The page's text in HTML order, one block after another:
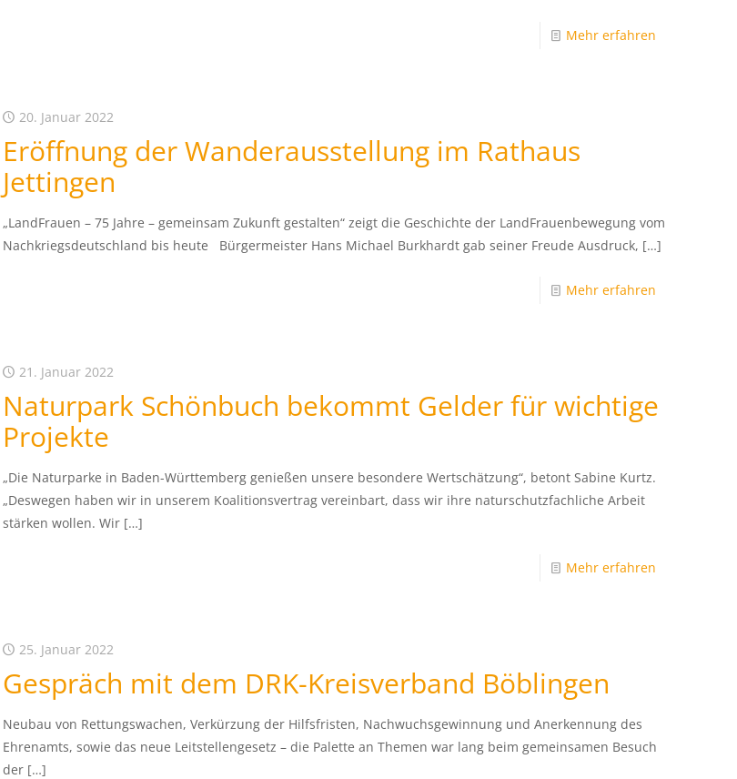
Mehr erfahren
20. Januar 2022
Eröffnung der Wanderausstellung im Rathaus
Jettingen
„LandFrauen – 75 Jahre – gemeinsam Zukunft gestalten“ zeigt die Geschichte der LandFrauenbewegung vom
Nachkriegsdeutschland bis heute Bürgermeister Hans Michael Burkhardt gab seiner Freude Ausdruck, […]
Mehr erfahren
21. Januar 2022
Naturpark Schönbuch bekommt Gelder für wichtige
Projekte
„Die Naturparke in Baden-Württemberg genießen unsere besondere Wertschätzung“, betont Sabine Kurtz.
„Deswegen haben wir in unserem Koalitionsvertrag vereinbart, dass wir ihre naturschutzfachliche Arbeit
stärken wollen. Wir[…]
Mehr erfahren
25. Januar 2022
Gespräch mit dem DRK-Kreisverband Böblingen
Neubau von Rettungswachen, Verkürzung der Hilfsfristen, Nachwuchsgewinnung und Anerkennung des
Ehrenamts, sowie das neue Leitstellengesetz – die Palette an Themen war lang beim gemeinsamen Besuch
der[…]